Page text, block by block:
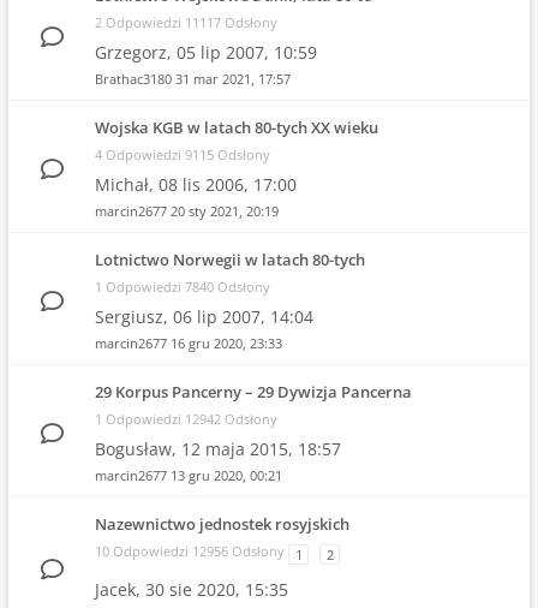
2 Odpowiedzi 11117 Odsłony
Grzegorz, 05 lip 2007, 10:59
Brathac3180 31 mar 2021, 17:57
Wojska KGB w latach 80-tych XX wieku
4 Odpowiedzi 9115 Odsłony
Michał, 08 lis 2006, 17:00
marcin2677 20 sty 2021, 20:19
Lotnictwo Norwegii w latach 80-tych
1 Odpowiedzi 7840 Odsłony
Sergiusz, 06 lip 2007, 14:04
marcin2677 16 gru 2020, 23:33
29 Korpus Pancerny – 29 Dywizja Pancerna
1 Odpowiedzi 12942 Odsłony
Bogusław, 12 maja 2015, 18:57
marcin2677 13 gru 2020, 00:21
Nazewnictwo jednostek rosyjskich
10 Odpowiedzi 12956 Odsłony 1 2
Jacek, 30 sie 2020, 15:35